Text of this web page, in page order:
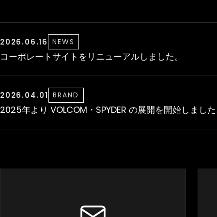
2026.06.16 NEWS
コーポレートサイトをリニューアルしました。
2026.04.01 BRAND
2025年より VOLCOM・SPYDER の展開を開始しまし